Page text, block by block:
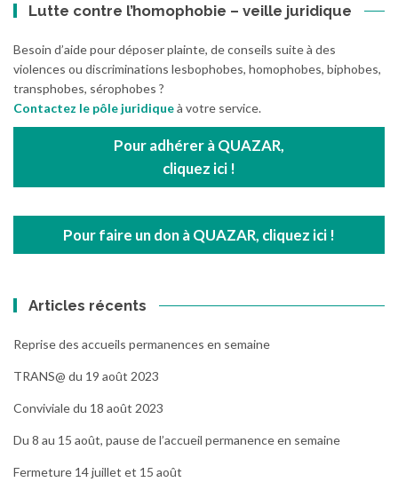
Lutte contre l’homophobie – veille juridique
Besoin d’aide pour déposer plainte, de conseils suite à des
violences ou discriminations lesbophobes, homophobes, biphobes,
transphobes, sérophobes ?
Contactez le pôle juridiqueà votre service.
Pour adhérer à QUAZAR,
cliquez ici !
Pour faire un don à QUAZAR, cliquez ici !
Articles récents
Reprise des accueils permanences en semaine
TRANS@ du 19 août 2023
Conviviale du 18 août 2023
Du 8 au 15 août, pause de l’accueil permanence en semaine
Fermeture 14 juillet et 15 août